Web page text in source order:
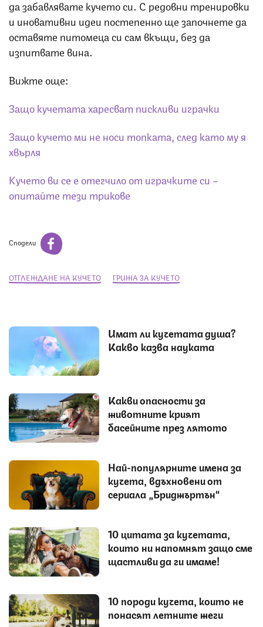
да забавлявате кучето си. С редовни тренировки
и иновативни идеи постепенно ще започнете да
оставяте питомеца си сам вкъщи, без да
изпитвате вина.
Вижте още:
Защо кучетата харесват пискливи играчки
Защо кучето ми не носи топката, след като му я
хвърля
Кучето ви се е отегчило от играчките си –
опитайте тези трикове
Сподели
ОТГЛЕЖДАНЕ НА КУЧЕТО ГРИЖА ЗА КУЧЕТО
Имат ли кучетата душа?
Какво казва науката
Какви опасности за
животните крият
басейните през лятото
Най-популярните имена за
кучета, вдъхновени от
сериала „Бриджъртън“
10 цитата за кучетата,
които ни напомнят защо сме
щастливи да ги имаме!
10 породи кучета, които не
понасят летните жеги